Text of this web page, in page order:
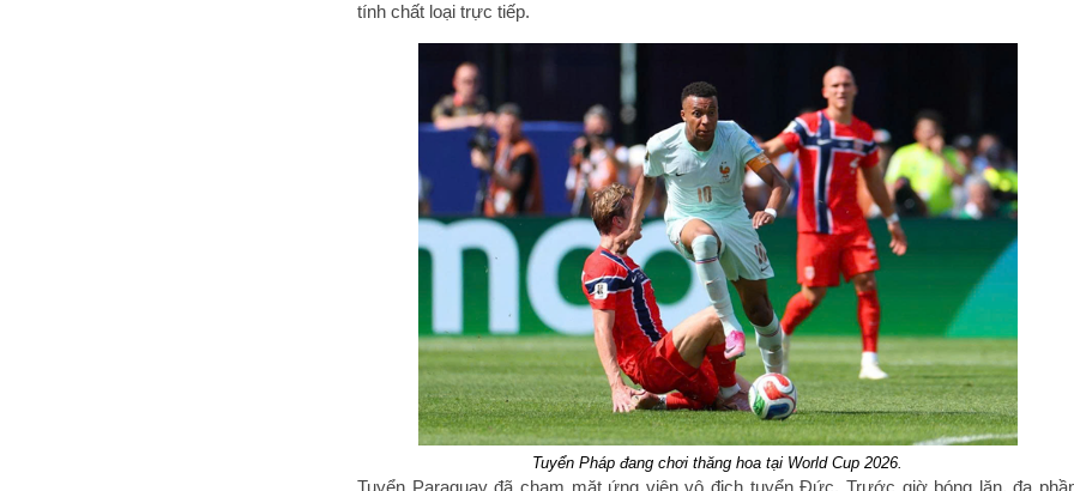
tính chất loại trực tiếp.
Tuyển Pháp đang chơi thăng hoa tại World Cup 2026.